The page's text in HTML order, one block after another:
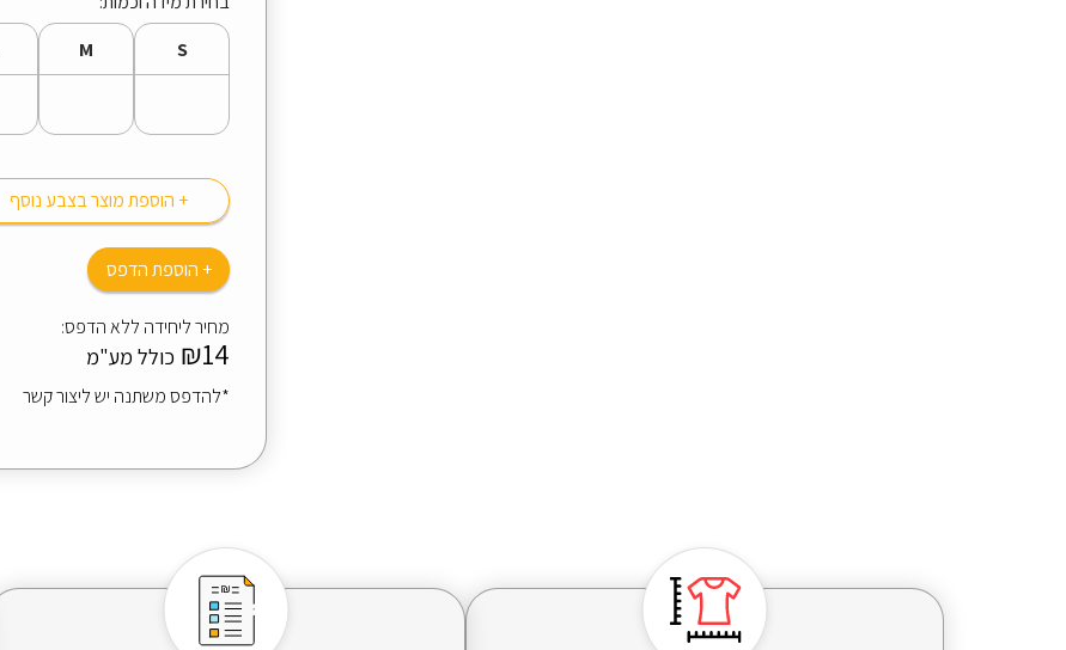
S
M
+ הוספת מוצר בצבע נוסף
+ הוספת הדפס
מחיר ליחידה ללא הדפס:
₪14 כולל מע"מ
*להדפס משתנה יש ליצור קשר